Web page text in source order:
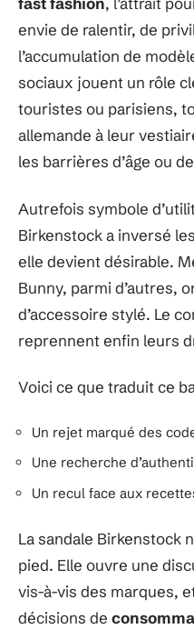
envie de ralentir, de
l’accumulation de
sociaux jouent un rôle
touristes ou parisiens,
allemande à leur
les barrières d’âge ou
Autrefois symbole
Birkenstock a inversé
elle devient désirable.
Bunny, parmi d’autres,
d’accessoire stylé. Le
reprennent enfin leurs
Voici ce que traduit ce
Un rejet marqué des
Une recherche
Un recul face aux
La sandale Birkenstock
pied. Elle ouvre une
vis-à-vis des marques,
décisions de